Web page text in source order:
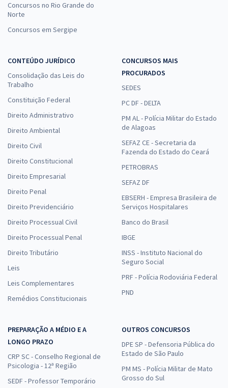
Concursos no Rio Grande do
Norte
Concursos em Sergipe
CONTEÚDO JURÍDICO
Consolidação das Leis do
Trabalho
Constituição Federal
Direito Administrativo
Direito Ambiental
Direito Civil
Direito Constitucional
Direito Empresarial
Direito Penal
Direito Previdenciário
Direito Processual Civil
Direito Processual Penal
Direito Tributário
Leis
Leis Complementares
Remédios Constitucionais
CONCURSOS MAIS
PROCURADOS
SEDES
PC DF - DELTA
PM AL - Polícia Militar do Estado
de Alagoas
SEFAZ CE - Secretaria da
Fazenda do Estado do Ceará
PETROBRAS
SEFAZ DF
EBSERH - Empresa Brasileira de
Serviços Hospitalares
Banco do Brasil
IBGE
INSS - Instituto Nacional do
Seguro Social
PRF - Polícia Rodoviária Federal
PND
PREPARAÇÃO A MÉDIO E A
LONGO PRAZO
CRP SC - Conselho Regional de
Psicologia - 12ª Região
SEDF - Professor Temporário
OUTROS CONCURSOS
DPE SP - Defensoria Pública do
Estado de São Paulo
PM MS - Polícia Militar de Mato
Grosso do Sul